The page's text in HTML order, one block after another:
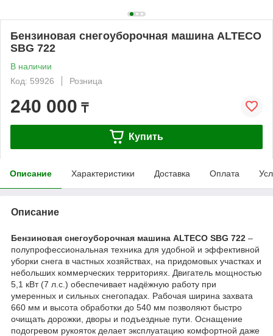
Бензиновая снегоуборочная машина ALTECO
SBG 722
В наличии
Код: 59926
Розница
240 000 ₸
Купить
Описание Характеристики Доставка Оплата
Описание
Бензиновая снегоуборочная машина ALTECO SBG 722 –
полупрофессиональная техника для удобной и эффективной
уборки снега в частных хозяйствах, на придомовых участках и
небольших коммерческих территориях. Двигатель мощностью
5,1 кВт (7 л.с.) обеспечивает надёжную работу при
умеренных и сильных снегопадах. Рабочая ширина захвата
660 мм и высота обработки до 540 мм позволяют быстро
очищать дорожки, дворы и подъездные пути. Оснащение
подогревом рукояток делает эксплуатацию комфортной даже